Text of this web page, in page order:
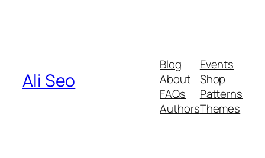
Ali Seo
Blog
About
FAQs
Authors
Events
Shop
Patterns
Themes